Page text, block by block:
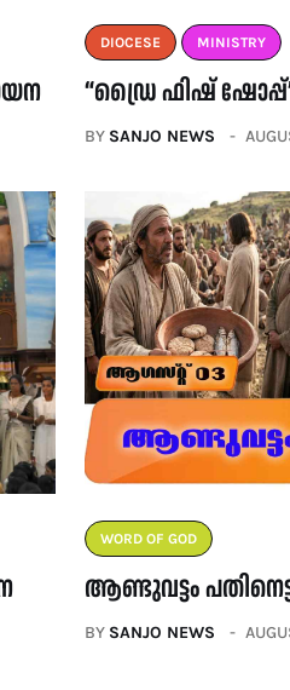
DIOCESE MINISTRY
“ഡ്രൈ ഫിഷ്
BY SANJO NEWS
WORD OF GOD
ആണ്ടുവട്ടം
BY SANJO NEWS